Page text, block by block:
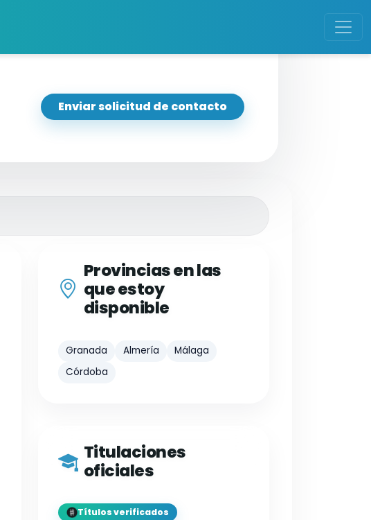
Enviar solicitud de contacto
Provincias en las
que estoy
disponible
Granada Almería
Málaga
Córdoba
Titulaciones
oficiales
Títulos verificados